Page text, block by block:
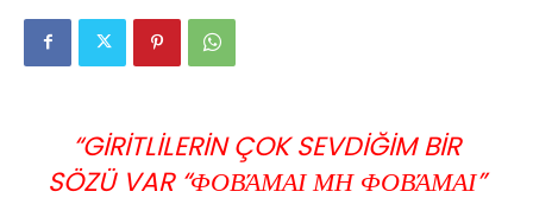
“GIRITLILERIN ÇOK SEVDIĞIM BIR
SÖZÜ VAR “ΦΟΒΆΜΑΙ ΜΗ ΦΟΒΆΜΑΙ”